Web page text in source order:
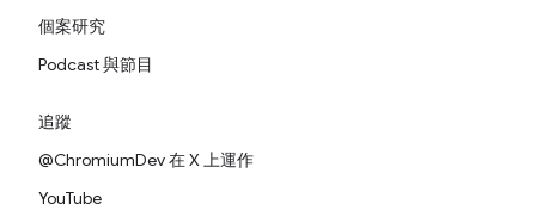
個案研究
Podcast 與節目
追蹤
@ChromiumDev 在 X 上運作
YouTube